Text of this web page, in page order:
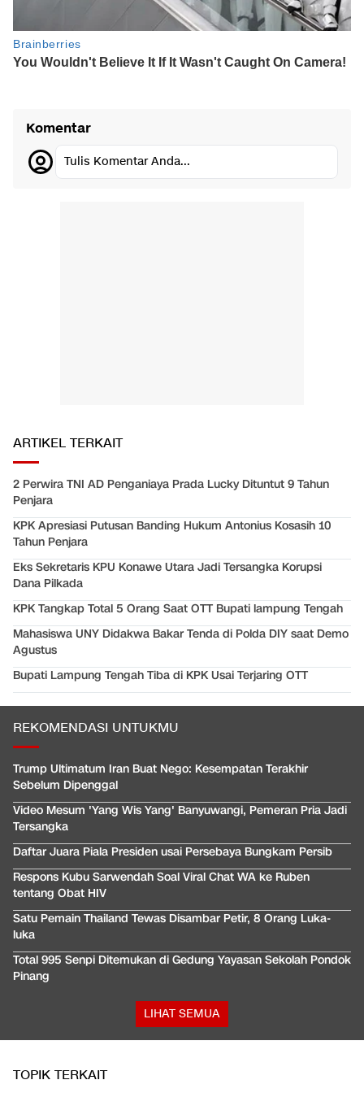
Komentar
Tulis Komentar Anda...
ARTIKEL TERKAIT
2 Perwira TNI AD Penganiaya Prada Lucky Dituntut 9 Tahun
Penjara
KPK Apresiasi Putusan Banding Hukum Antonius Kosasih 10
Tahun Penjara
Eks Sekretaris KPU Konawe Utara Jadi Tersangka Korupsi
Dana Pilkada
KPK Tangkap Total 5 Orang Saat OTT Bupati lampung Tengah
Mahasiswa UNY Didakwa Bakar Tenda di Polda DIY saat Demo
Agustus
Bupati Lampung Tengah Tiba di KPK Usai Terjaring OTT
REKOMENDASI UNTUKMU
Trump Ultimatum Iran Buat Nego: Kesempatan Terakhir
Sebelum Dipenggal
Video Mesum 'Yang Wis Yang' Banyuwangi, Pemeran Pria Jadi
Tersangka
Daftar Juara Piala Presiden usai Persebaya Bungkam Persib
Respons Kubu Sarwendah Soal Viral Chat WA ke Ruben
tentang Obat HIV
Satu Pemain Thailand Tewas Disambar Petir, 8 Orang Luka-
luka
Total 995 Senpi Ditemukan di Gedung Yayasan Sekolah Pondok
Pinang
LIHAT SEMUA
TOPIK TERKAIT